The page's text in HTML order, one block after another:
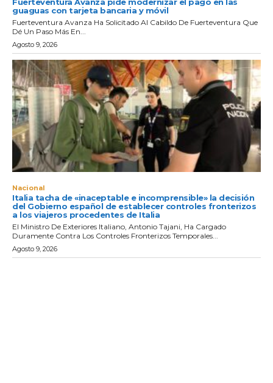
Fuerteventura Avanza pide modernizar el pago en las
guaguas con tarjeta bancaria y móvil
Fuerteventura Avanza Ha Solicitado Al Cabildo De Fuerteventura Que
Dé Un Paso Más En...
Agosto 9, 2026
Nacional
Italia tacha de «inaceptable e incomprensible» la decisión
del Gobierno español de establecer controles fronterizos
a los viajeros procedentes de Italia
El Ministro De Exteriores Italiano, Antonio Tajani, Ha Cargado
Duramente Contra Los Controles Fronterizos Temporales...
Agosto 9, 2026